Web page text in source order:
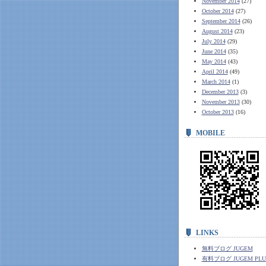
October 2014(27)
September 2014(26)
August 2014(23)
July 2014(29)
June 2014(35)
May 2014(43)
April 2014(49)
March 2014(1)
December 2013(3)
November 2013(30)
October 2013(16)
MOBILE
LINKS
無料ブログ JUGEM
有料ブログ JUGEM